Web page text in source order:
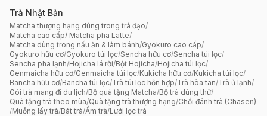
Trà Nhật Bản
Matcha thượng hạng dùng trong trà đạo/
Matcha cao cấp/ Matcha pha Latte/
Matcha dùng trong nấu ăn & làm bánh/Gyokuro cao cấp/
Gyokuro hữu cơ/Gyokuro túi lọc/Sencha hữu cơ/Sencha túi lọc/
Sencha pha lạnh/Hojicha lá rời/Bột Hojicha/Hojicha túi lọc/
Genmaicha hữu cơ/Genmaicha túi lọc/Kukicha hữu cơ/Kukicha túi lọc/
Bancha hữu cơ/Bancha túi lọc/Trà túi lọc hỗn hợp/Trà hòa tan/Trà ủ lạnh/
Gói trà mang đi du lịch/Bộ quà tặng Matcha/Bộ trà dùng thử/
Quà tặng trà theo mùa/Quà tặng trà thượng hạng/Chổi đánh trà (Chasen)
/Muỗng lấy trà/Bát trà/Ấm trà/Lưới lọc trà